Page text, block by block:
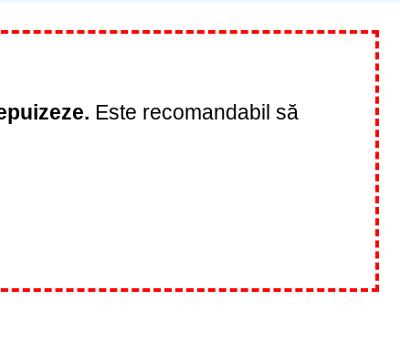
Este recomandabil să